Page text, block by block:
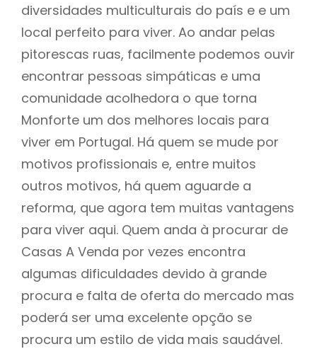
diversidades multiculturais do país e e um
local perfeito para viver. Ao andar pelas
pitorescas ruas, facilmente podemos ouvir
encontrar pessoas simpáticas e uma
comunidade acolhedora o que torna
Monforte um dos melhores locais para
viver em Portugal. Há quem se mude por
motivos profissionais e, entre muitos
outros motivos, há quem aguarde a
reforma, que agora tem muitas vantagens
para viver aqui. Quem anda à procurar de
Casas A Venda por vezes encontra
algumas dificuldades devido à grande
procura e falta de oferta do mercado mas
poderá ser uma excelente opção se
procura um estilo de vida mais saudável.